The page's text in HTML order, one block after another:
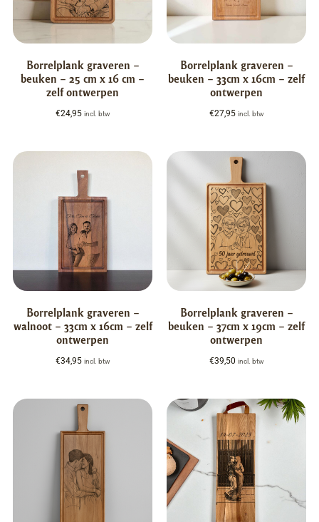
Borrelplank graveren –
beuken – 25 cm x 16 cm –
zelf ontwerpen
€24,95 incl. btw
Borrelplank graveren –
beuken – 33cm x 16cm – zelf
ontwerpen
€27,95 incl. btw
Borrelplank graveren –
walnoot – 33cm x 16cm – zelf
ontwerpen
€34,95 incl. btw
Borrelplank graveren –
beuken – 37cm x 19cm – zelf
ontwerpen
€39,50 incl. btw